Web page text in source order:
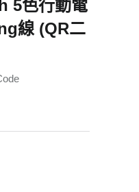
5色行動電
線 (QR二